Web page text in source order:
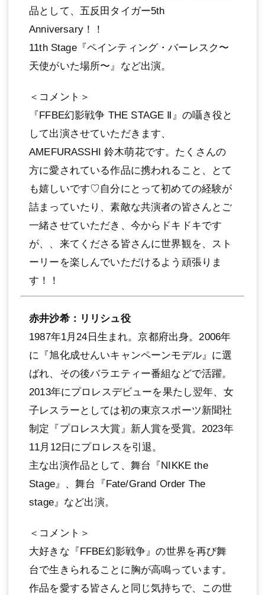
品として、五反⽥タイガー5th
Anniversary！！
11th Stage『ペインティング・バーレスク〜
天使がいた場所〜』など出演。
＜コメント＞
『FFBE幻影戦争 THE STAGE Ⅱ』の囁き役と
して出演させていただきます、
AMEFURASSHI 鈴⽊萌花です。たくさんの
⽅に愛されている作品に携われること、とて
も嬉しいです♡⾃分にとって初めての経験が
詰まっていたり、素敵な共演者の皆さんとご
⼀緒させていただき、今からドキドキです
が、、来てくださる皆さんに世界観を、スト
ーリーを楽しんでいただけるよう頑張りま
す！！
⾚井沙希：リリシュ役
1987年1⽉24⽇⽣まれ。京都府出⾝。2006年
に『旭化成せんいキャンペーンモデル』に選
ばれ、その後バラエティー番組などで活躍。
2013年にプロレスデビューを果たし翌年、⼥
⼦レスラーとしては初の東京スポーツ新聞社
制定『プロレス⼤賞』新⼈賞を受賞。2023年
11⽉12⽇にプロレスを引退。
主な出演作品として、舞台『NIKKE the
Stage』、舞台『Fate/Grand Order The
stage』など出演。
＜コメント＞
⼤好きな『FFBE幻影戦争』の世界を再び舞
台で⽣きられることに胸が⾼鳴っています。
作品を愛する皆さんと同じ気持ちで、この世